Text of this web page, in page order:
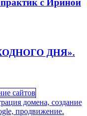
практик с Ириной
ДНЯ».
домена, создание
продвижение.